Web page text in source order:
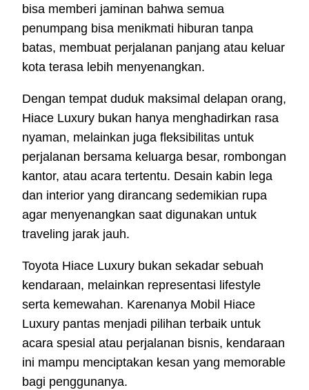
bisa memberi jaminan bahwa semua
penumpang bisa menikmati hiburan tanpa
batas, membuat perjalanan panjang atau keluar
kota terasa lebih menyenangkan.
Dengan tempat duduk maksimal delapan orang,
Hiace Luxury bukan hanya menghadirkan rasa
nyaman, melainkan juga fleksibilitas untuk
perjalanan bersama keluarga besar, rombongan
kantor, atau acara tertentu. Desain kabin lega
dan interior yang dirancang sedemikian rupa
agar menyenangkan saat digunakan untuk
traveling jarak jauh.
Toyota Hiace Luxury bukan sekadar sebuah
kendaraan, melainkan representasi lifestyle
serta kemewahan. Karenanya Mobil Hiace
Luxury pantas menjadi pilihan terbaik untuk
acara spesial atau perjalanan bisnis, kendaraan
ini mampu menciptakan kesan yang memorable
bagi penggunanya.